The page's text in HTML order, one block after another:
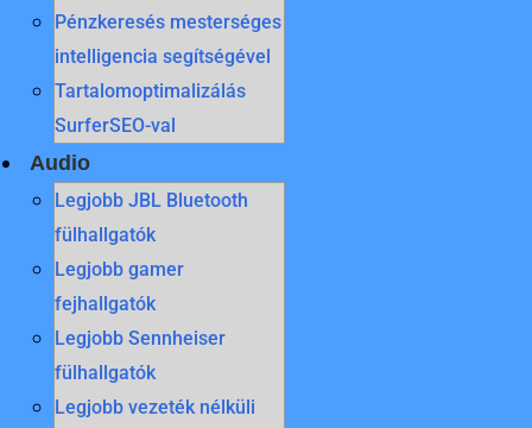
Pénzkeresés mesterséges
intelligencia segítségével
Tartalomoptimalizálás
SurferSEO-val
Audio
Legjobb JBL Bluetooth
fülhallgatók
Legjobb gamer
fejhallgatók
Legjobb Sennheiser
fülhallgatók
Legjobb vezeték nélküli